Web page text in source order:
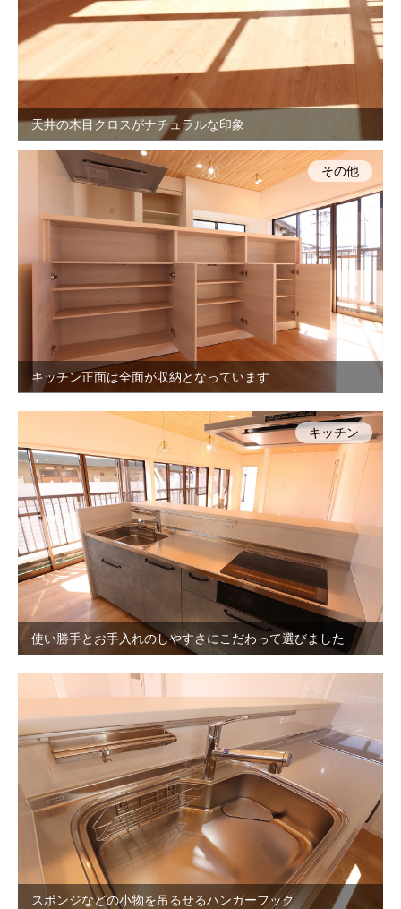
天井の木目クロスがナチュラルな印象
キッチン正面は全面が収納となっています
その他
使い勝手とお手入れのしやすさにこだわって選びました
キッチン
スポンジなどの小物を吊るせるハンガーフック